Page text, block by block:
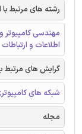
رشته های مرتبط با
مهندسی کامپیوتر
اطلاعات و ارتباطات
گرایش های مرتبط
شبکه های
مجله